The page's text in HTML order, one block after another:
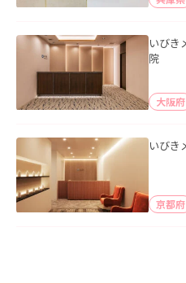
いびき
院
大阪府
いびき
京都府